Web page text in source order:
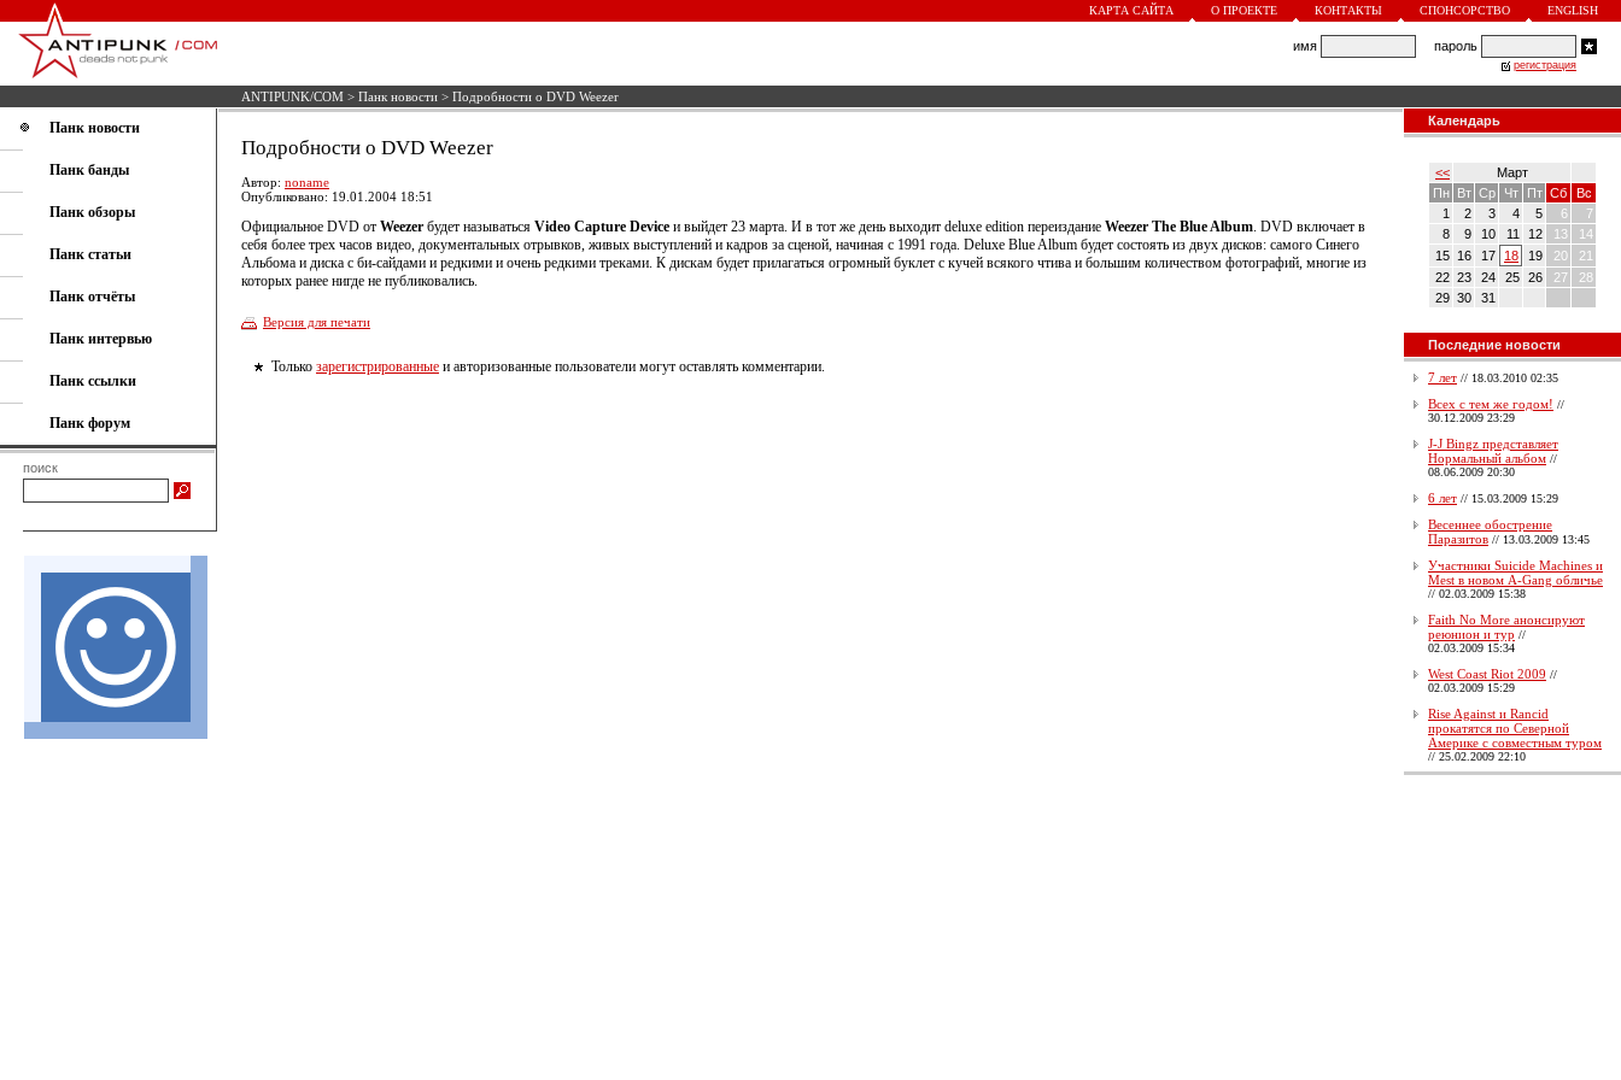
КАРТА САЙТА О ПРОЕКТЕ КОНТАКТЫ СПОНСОРСТВО ENGLISH
имя пароль
регистрация
ANTIPUNK/COM > Панк новости > Подробности о DVD Weezer
Панк новости
Панк банды
Панк обзоры
Панк статьи
Панк отчёты
Панк интервью
Панк ссылки
Панк форум
поиск
Подробности о DVD Weezer
Автор: noname
Опубликовано: 19.01.2004 18:51
Официальное DVD от Weezer будет называться Video Capture Device и выйдет 23 марта. И в тот же день выходит deluxe edition переиздание Weezer The Blue Album. DVD включает в
себя более трех часов видео, документальных отрывков, живых выступлений и кадров за сценой, начиная с 1991 года. Deluxe Blue Album будет состоять из двух дисков: самого Синего
Альбома и диска с би-сайдами и редкими и очень редкими треками. К дискам будет прилагаться огромный буклет с кучей всякого чтива и большим количеством фотографий, многие из
которых ранее нигде не публиковались.
Версия для печати
Только зарегистрированные и авторизованные пользователи могут оставлять комментарии.
Календарь
<<
Март
Пн
Вт Ср Чт Пт Сб
Вс
1
2 3 4 5 6
7
8
9 10 11 12 13
14
15 16 17 18 19 20
21
22 23 24 25 26 27
28
29 30 31
Последние новости
7 лет // 18.03.2010 02:35
Всех с тем же годом! //
30.12.2009 23:29
J-J Bingz представляет
Нормальный альбом //
08.06.2009 20:30
6 лет // 15.03.2009 15:29
Весеннее обострение
Паразитов // 13.03.2009 13:45
Участники Suicide Machines и
Mest в новом A-Gang обличье
// 02.03.2009 15:38
Faith No More анонсируют
реюнион и тур //
02.03.2009 15:34
West Coast Riot 2009 //
02.03.2009 15:29
Rise Against и Rancid
прокатятся по Северной
Америке с совместным туром
// 25.02.2009 22:10